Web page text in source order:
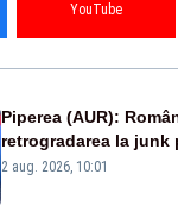
YouTube
Piperea (AUR):
retrogradarea la junk
catastrofă pentru
2 aug. 2026, 10:01